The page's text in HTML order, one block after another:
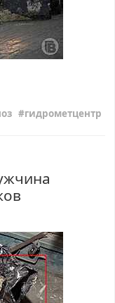
гидрометцентр